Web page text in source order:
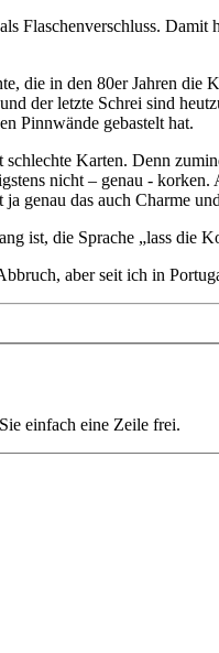
Flaschenverschluss.
die in den 80er Jahren die
der letzte Schrei sind
Pinnwände gebastelt hat.
Karten. Denn
nicht – genau -
ja genau das auch Charme
ist, die Sprache „lass die
aber seit ich in
einfach eine Zeile frei.